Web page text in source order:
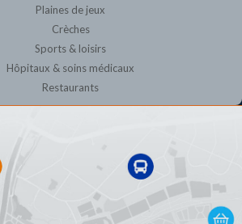
Plaines de jeux
Crèches
Sports & loisirs
Hôpitaux & soins médicaux
Restaurants